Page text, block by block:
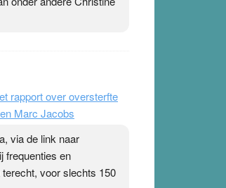
rapport over oversterfte
Marc Jacobs
altijd graag naar een
onder andere Christine
rapport over oversterfte